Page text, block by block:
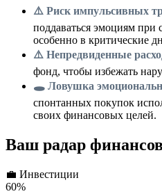
⚠️ Риск импульсивных
поддаваться эмоциям при
особенно в критические
⚠️ Непредвиденные
фонд, чтобы избежать
🕳️ Ловушка
спонтанных покупок
своих финансовых целей.
Ваш радар
💼 Инвестиции
60%